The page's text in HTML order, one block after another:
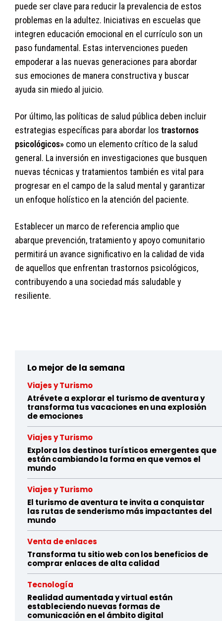
puede ser clave para reducir la prevalencia de estos
problemas en la adultez. Iniciativas en escuelas que
integren educación emocional en el currículo son un
paso fundamental. Estas intervenciones pueden
empoderar a las nuevas generaciones para abordar
sus emociones de manera constructiva y buscar
ayuda sin miedo al juicio.
Por último, las políticas de salud pública deben incluir
estrategias específicas para abordar los trastornos
psicológicos» como un elemento crítico de la salud
general. La inversión en investigaciones que busquen
nuevas técnicas y tratamientos también es vital para
progresar en el campo de la salud mental y garantizar
un enfoque holístico en la atención del paciente.
Establecer un marco de referencia amplio que
abarque prevención, tratamiento y apoyo comunitario
permitirá un avance significativo en la calidad de vida
de aquellos que enfrentan trastornos psicológicos,
contribuyendo a una sociedad más saludable y
resiliente.
Lo mejor de la semana
Viajes y Turismo
Atrévete a explorar el turismo de aventura y
transforma tus vacaciones en una explosión
de emociones
Viajes y Turismo
Explora los destinos turísticos emergentes que
están cambiando la forma en que vemos el
mundo
Viajes y Turismo
El turismo de aventura te invita a conquistar
las rutas de senderismo más impactantes del
mundo
Venta de enlaces
Transforma tu sitio web con los beneficios de
comprar enlaces de alta calidad
Tecnología
Realidad aumentada y virtual están
estableciendo nuevas formas de
comunicación en el ámbito digital